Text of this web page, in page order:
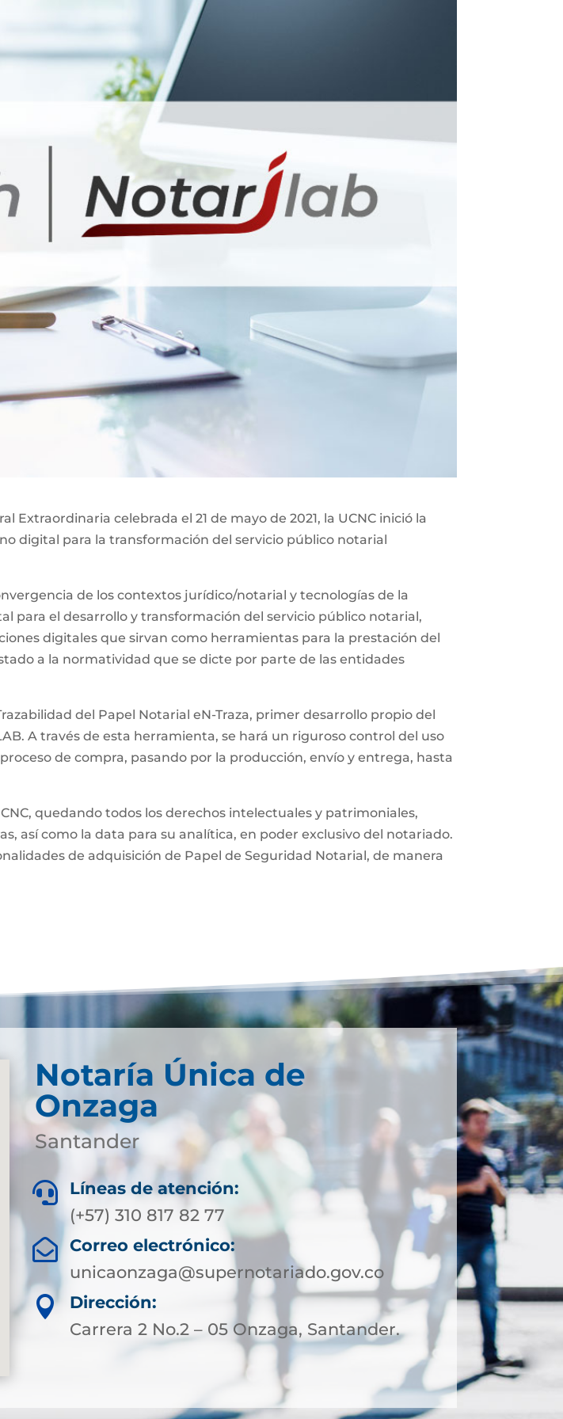
celebrada el 21 de mayo de 2021, la UCNC inició la
digital para la transformación del servicio público notarial
de los contextos jurídico/notarial y tecnologías de la
para el desarrollo y transformación del servicio público notarial,
digitales que sirvan como herramientas para la prestación del
a la normatividad que se dicte por parte de las entidades
del Papel Notarial eN-Traza, primer desarrollo propio del
A través de esta herramienta, se hará un riguroso control del uso
de compra, pasando por la producción, envío y entrega, hasta
quedando todos los derechos intelectuales y patrimoniales,
así como la data para su analítica, en poder exclusivo del notariado.
de adquisición de Papel de Seguridad Notarial, de manera
Notaría Única de
Onzaga
Santander

Líneas de atención:
(+57) 310 817 82 77

Correo electrónico:
unicaonzaga@supernotariado.gov.co

Dirección:
Carrera 2 No.2 – 05 Onzaga, Santander.